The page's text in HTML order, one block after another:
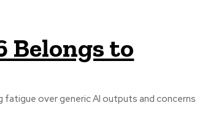
Belongs to
over generic AI outputs and concerns